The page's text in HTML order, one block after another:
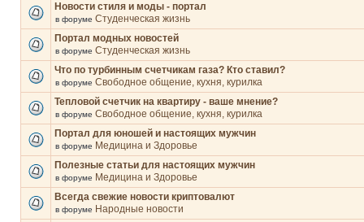
Новости стиля и моды - портал
в форуме Студенческая жизнь
Портал модных новостей
в форуме Студенческая жизнь
Что по турбинным счетчикам газа? Кто ставил?
в форуме Свободное общение, кухня, курилка
Тепловой счетчик на квартиру - ваше мнение?
в форуме Свободное общение, кухня, курилка
Портал для юношей и настоящих мужчин
в форуме Медицина и Здоровье
Полезные статьи для настоящих мужчин
в форуме Медицина и Здоровье
Всегда свежие новости криптовалют
в форуме Народные новости